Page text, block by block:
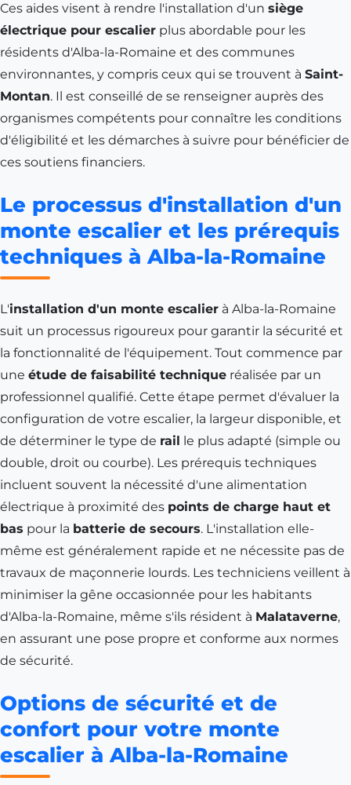
Ces aides visent à rendre l'installation d'un siège
électrique pour escalier plus abordable pour les
résidents d'Alba-la-Romaine et des communes
environnantes, y compris ceux qui se trouvent à Saint-
Montan. Il est conseillé de se renseigner auprès des
organismes compétents pour connaître les conditions
d'éligibilité et les démarches à suivre pour bénéficier de
ces soutiens financiers.
Le processus d'installation d'un
monte escalier et les prérequis
techniques à Alba-la-Romaine
L'installation d'un monte escalier à Alba-la-Romaine
suit un processus rigoureux pour garantir la sécurité et
la fonctionnalité de l'équipement. Tout commence par
une étude de faisabilité technique réalisée par un
professionnel qualifié. Cette étape permet d'évaluer la
configuration de votre escalier, la largeur disponible, et
de déterminer le type de rail le plus adapté (simple ou
double, droit ou courbe). Les prérequis techniques
incluent souvent la nécessité d'une alimentation
électrique à proximité des points de charge haut et
bas pour la batterie de secours. L'installation elle-
même est généralement rapide et ne nécessite pas de
travaux de maçonnerie lourds. Les techniciens veillent à
minimiser la gêne occasionnée pour les habitants
d'Alba-la-Romaine, même s'ils résident à Malataverne,
en assurant une pose propre et conforme aux normes
de sécurité.
Options de sécurité et de
confort pour votre monte
escalier à Alba-la-Romaine